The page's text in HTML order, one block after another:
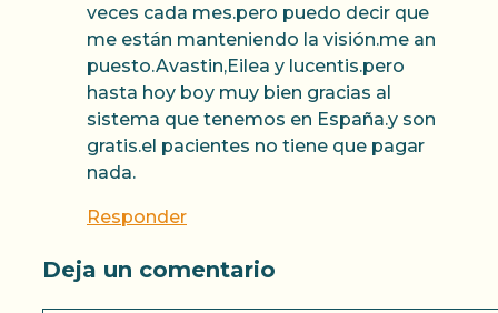
veces cada mes.pero puedo decir que
me están manteniendo la visión.me an
puesto.Avastin,Eilea y lucentis.pero
hasta hoy boy muy bien gracias al
sistema que tenemos en España.y son
gratis.el pacientes no tiene que pagar
nada.
Responder
Deja un comentario